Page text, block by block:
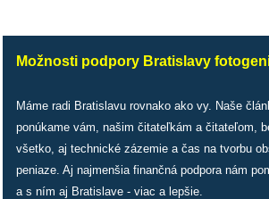
výstavy
o
nás
podpora
Možnosti podpory Bratislavy
Máme radi Bratislavu rovnako ako vy. Naše
ponúkame vám, našim čitateľkám a čitateľom,
všetko, aj technické zázemie a čas na tvorbu
peniaze. Aj najmenšia finančná podpora nám
a s ním aj Bratislave - viac a lepšie.